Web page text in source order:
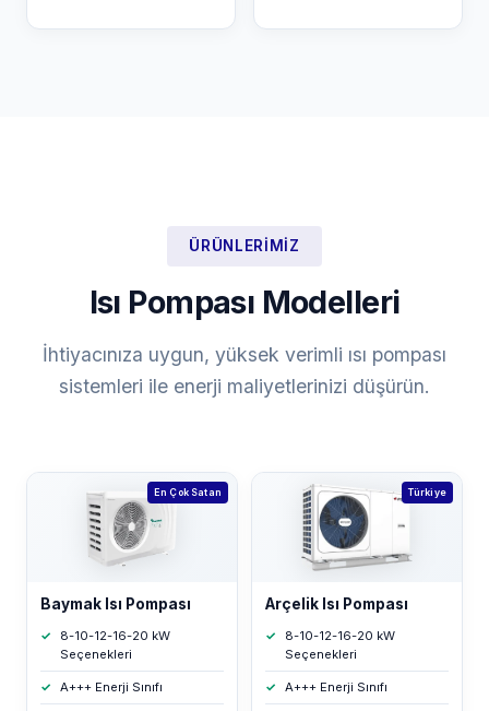
ÜRÜNLERIMIZ
Isı Pompası Modelleri
İhtiyacınıza uygun, yüksek verimli ısı pompası
sistemleri ile enerji maliyetlerinizi düşürün.
En Çok Satan
Baymak Isı Pompası
8-10-12-16-20 kW
Seçenekleri
A+++ Enerji Sınıfı
Türkiye
Arçelik Isı Pompası
8-10-12-16-20 kW
Seçenekleri
A+++ Enerji Sınıfı